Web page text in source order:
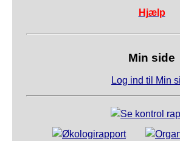
Hjælp
Min side
Log ind til Min